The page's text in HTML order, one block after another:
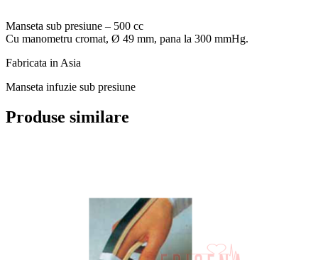
Manseta sub presiune – 500 cc
Cu manometru cromat, Ø 49 mm, pana la 300 mmHg.
Fabricata in Asia
Manseta infuzie sub presiune
Produse similare